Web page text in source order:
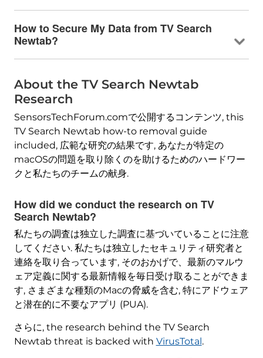
How to Secure My Data from TV Search
Newtab?
About the TV Search Newtab
Research
SensorsTechForum.comで公開するコンテンツ, this
TV Search Newtab how-to removal guide
included, 広範な研究の結果です, あなたが特定の
macOSの問題を取り除くのを助けるためのハードワー
クと私たちのチームの献身.
How did we conduct the research on TV
Search Newtab?
私たちの調査は独立した調査に基づいていることに注意
してください. 私たちは独立したセキュリティ研究者と
連絡を取り合っています, そのおかげで、最新のマルウ
ェア定義に関する最新情報を毎日受け取ることができま
す, さまざまな種類のMacの脅威を含む, 特にアドウェア
と潜在的に不要なアプリ (PUA).
さらに, the research behind the TV Search
Newtab threat is backed with VirusTotal.